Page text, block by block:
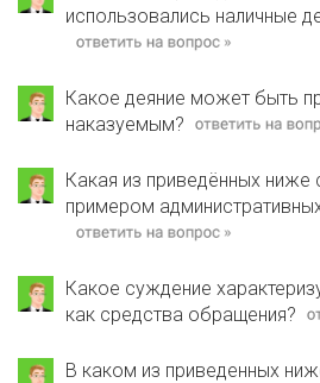
использовались наличные
Какое деяние может быть
наказуемым?
Какая из приведённых ниже
примером
Какое суждение
как средства обращения?
В каком из приведенных